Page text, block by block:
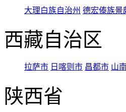
大理白族自治州 德宏傣族景
西藏自治区
拉萨市 日喀则市 昌都市 山
陕西省